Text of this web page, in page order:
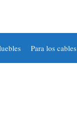
Para los cables